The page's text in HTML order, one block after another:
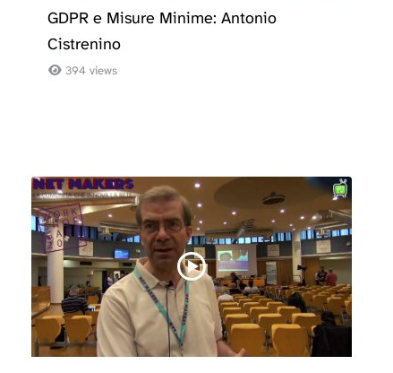
GDPR e Misure Minime: Antonio
Cistrenino
394 views